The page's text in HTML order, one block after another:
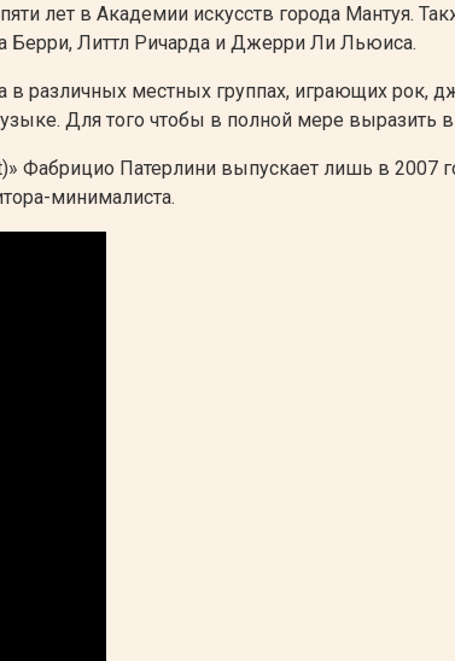
лет в Академии искусств города Мантуя.
Литтл Ричарда и Джерри Ли Льюиса.
в различных местных группах, играющих рок,
Для того чтобы в полной мере выразить в
Фабрицио Патерлини выпускает лишь в 2007
минималиста.